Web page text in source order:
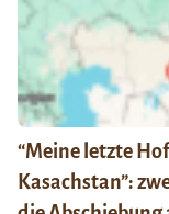
“Meine letzte
Kasachstan”: